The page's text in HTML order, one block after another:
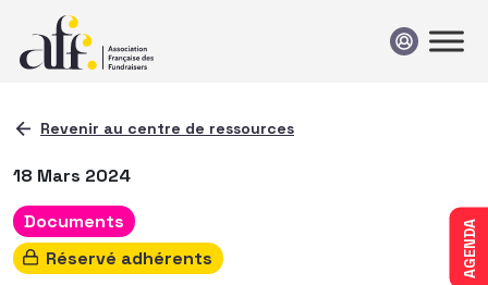
AGENDA
Revenir au centre de ressources
18 Mars 2024
Documents
Réservé adhérents